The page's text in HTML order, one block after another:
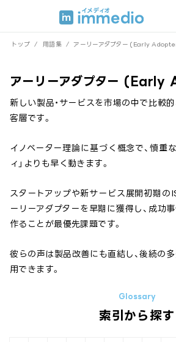
トップ / 用語集 / アーリーアダプター (Early
アーリーアダプター
新しい製品・サービスを市場の中で比較
客層です。
イノベーター理論に基づく概念で、慎重
ィ」よりも早く動きます。
スタートアップや新サービス展開初期の
ーリーアダプターを早期に獲得し、成功事
作ることが最優先課題です。
彼らの声は製品改善にも直結し、後続の
用できます。
索引から探す